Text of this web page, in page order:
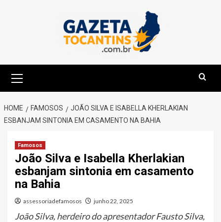
Menu
HOME FAMOSOS
JOÃO SILVA E ISABELLA KHERLAKIAN
ESBANJAM SINTONIA EM CASAMENTO NA BAHIA
Famosos
João Silva e Isabella Kherlakian
esbanjam sintonia em casamento
na Bahia
assessoriadefamosos junho 22, 2025
João Silva, herdeiro do apresentador Fausto Silva,